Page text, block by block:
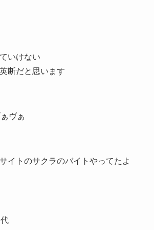
いけない
断だと思います
ヴぁ
イトのサクラのバイトやってたよ